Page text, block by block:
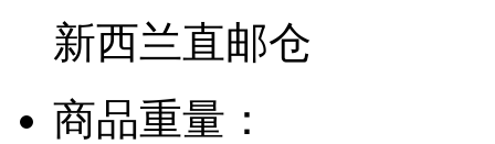
新西兰直邮仓
商品重量：